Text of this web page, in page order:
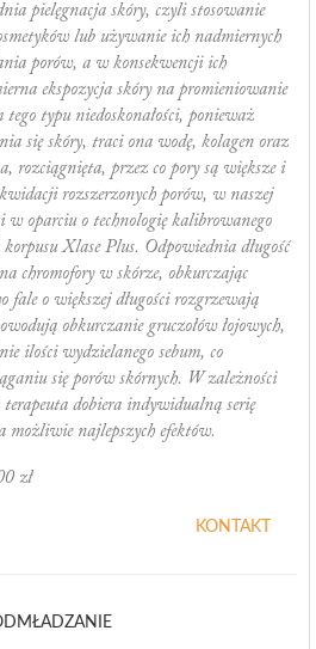
pielęgnacja skóry, czyli stosowanie
lub używanie ich nadmiernych
porów, a w konsekwencji ich
ekspozycja skóry na promieniowanie
tego typu niedoskonałości, ponieważ
się skóry, traci ona wodę, kolagen oraz
rozciągnięta, przez co pory są większe i
rozszerzonych porów, w naszej
oparciu o technologię kalibrowanego
Xlase Plus. Odpowiednia długość
chromofory w skórze, obkurczając
fale o większej długości rozgrzewają
obkurczanie gruczołów łojowych,
ilości wydzielanego sebum, co
się porów skórnych. W zależności
dobiera indywidualną serię
możliwie najlepszych efektów.
zł
KONTAKT